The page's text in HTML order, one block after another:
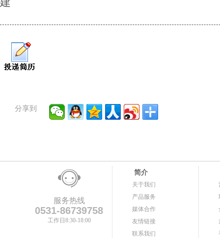
分享到
服务热线
0531-86739758
工作日8:30-18:00
简介
关于我们
产品服务
媒体合作
友情链接
联系我们